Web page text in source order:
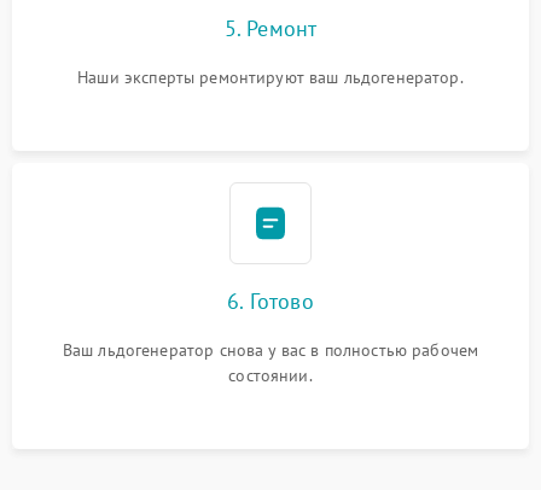
5. Ремонт
Наши эксперты ремонтируют ваш льдогенератор.
6. Готово
Ваш льдогенератор снова у вас в полностью рабочем
состоянии.